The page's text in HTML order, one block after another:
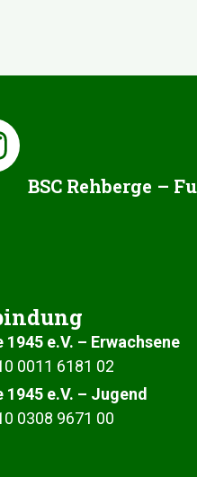
BSC Rehberge –
1945 e.V. – Erwachsene
0011 61‍81 02
1945 e.V. – Jugend
0308 96‍71 00